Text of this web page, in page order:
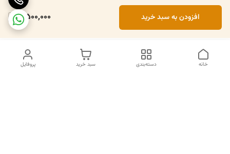
8,500,000 افزودن به سبد خرید
پروفایل سبد خرید دسته‌بندی خانه